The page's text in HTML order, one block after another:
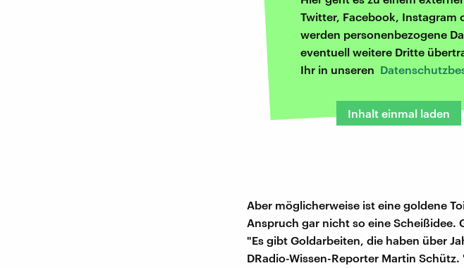
Twitter, Facebook, Instagram
werden personenbezogene
eventuell weitere Dritte
Ihr in unseren
Inhalt einmal laden
Aber möglicherweise ist eine goldene
Anspruch gar nicht so eine Scheißidee.
"Es gibt Goldarbeiten, die haben über
DRadio-Wissen-Reporter Martin